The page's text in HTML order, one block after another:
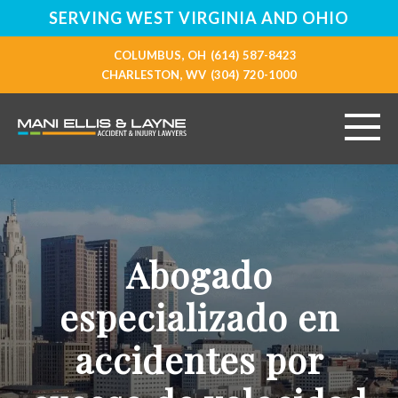
SERVING WEST VIRGINIA AND OHIO
COLUMBUS, OH (614) 587-8423
CHARLESTON, WV (304) 720-1000
ÁREAS DE PRÁCTICA
ÁREAS QUE CUBRIMOS
RECURSOS
CONTÁCTANOS
Abogado
especializado en
accidentes por